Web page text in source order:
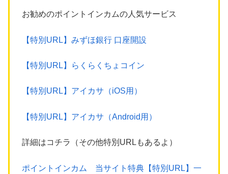
お勧めのポイントインカムの人気サービス
【特別URL】みずほ銀行 口座開設
【特別URL】らくらくちょコイン
【特別URL】アイカサ（iOS用）
【特別URL】アイカサ（Android用）
詳細はコチラ（その他特別URLもあるよ）
ポイントインカム 当サイト特典【特別URL】一